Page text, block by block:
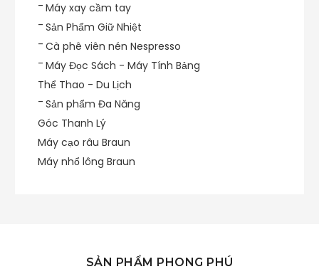
Máy xay cầm tay
Sản Phẩm Giữ Nhiệt
Cà phê viên nén Nespresso
Máy Đọc Sách - Máy Tính Bảng
Thể Thao - Du Lịch
Sản phẩm Đa Năng
Góc Thanh Lý
Máy cạo râu Braun
Máy nhổ lông Braun
SẢN PHẨM PHONG PHÚ